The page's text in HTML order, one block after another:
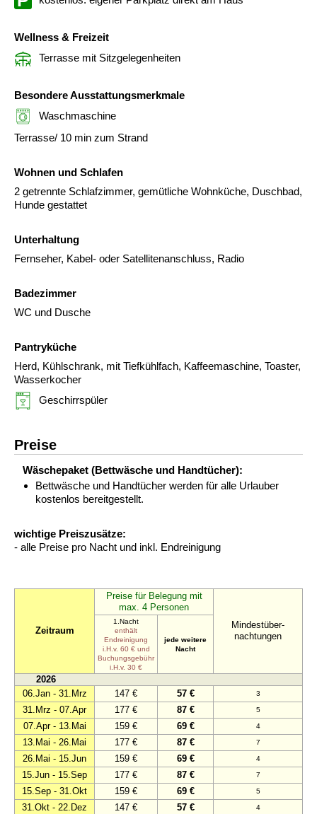
Wellness & Freizeit
Terrasse mit Sitzgelegenheiten
Besondere Ausstattungsmerkmale
Waschmaschine
Terrasse/ 10 min zum Strand
Wohnen und Schlafen
2 getrennte Schlafzimmer, gemütliche Wohnküche, Duschbad,
Hunde gestattet
Unterhaltung
Fernseher, Kabel- oder Satellitenanschluss, Radio
Badezimmer
WC und Dusche
Pantryküche
Herd, Kühlschrank, mit Tiefkühlfach, Kaffeemaschine, Toaster,
Wasserkocher
Geschirrspüler
Preise
Wäschepaket (Bettwäsche und Handtücher):
Bettwäsche und Handtücher werden für alle Urlauber
kostenlos bereitgestellt.
wichtige Preiszusätze:
- alle Preise pro Nacht und inkl. Endreinigung
Zeitraum
Preise für Belegung mit
max. 4 Personen
Mindestüber-
nachtungen
1.Nacht
enthält
Endreinigung
i.H.v. 60 € und
Buchungsgebühr
i.H.v. 30 €
jede weitere
Nacht
2026
06.Jan - 31.Mrz
147 € 57 € 3
31.Mrz - 07.Apr 177 € 87 € 5
07.Apr - 13.Mai 159 € 69 € 4
13.Mai - 26.Mai 177 € 87 € 7
26.Mai - 15.Jun 159 € 69 € 4
15.Jun - 15.Sep 177 € 87 € 7
15.Sep - 31.Okt 159 € 69 € 5
31.Okt - 22.Dez 147 € 57 € 4